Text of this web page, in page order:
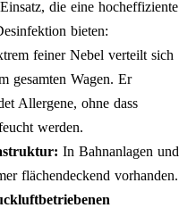
die eine hocheffiziente
bieten:
feiner Nebel verteilt sich
gesamten Wagen. Er
Allergene, ohne dass
werden.
In Bahnanlagen und
flächendeckend vorhanden.